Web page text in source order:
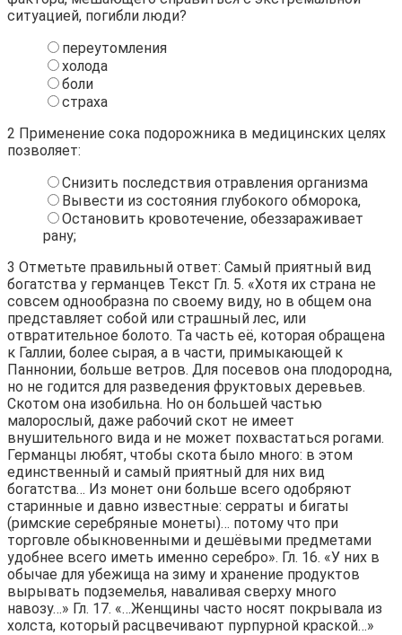
ситуацией, погибли люди?
переутомления
холода
боли
страха
2 Применение сока подорожника в медицинских целях
позволяет:
Снизить последствия отравления организма
Вывести из состояния глубокого обморока,
Остановить кровотечение, обеззараживает
рану;
3 Отметьте правильный ответ: Самый приятный вид
богатства у германцев Текст Гл. 5. «Хотя их страна не
совсем однообразна по своему виду, но в общем она
представляет собой или страшный лес, или
отвратительное болото. Та часть её, которая обращена
к Галлии, более сырая, а в части, примыкающей к
Паннонии, больше ветров. Для посевов она плодородна,
но не годится для разведения фруктовых деревьев.
Скотом она изобильна. Но он большей частью
малорослый, даже рабочий скот не имеет
внушительного вида и не может похвастаться рогами.
Германцы любят, чтобы скота было много: в этом
единственный и самый приятный для них вид
богатства… Из монет они больше всего одобряют
старинные и давно известные: серраты и бигаты
(римские серебряные монеты)… потому что при
торговле обыкновенными и дешёвыми предметами
удобнее всего иметь именно серебро». Гл. 16. «У них в
обычае для убежища на зиму и хранение продуктов
вырывать подземелья, наваливая сверху много
навозу…» Гл. 17. «…Женщины часто носят покрывала из
холста, который расцвечивают пурпурной краской…»